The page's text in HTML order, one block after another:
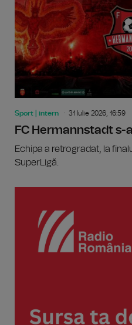
Sport | intern 31 Iulie 2026, 16:59
FC Hermannstadt s-
Echipa a retrogradat, la
SuperLigă.